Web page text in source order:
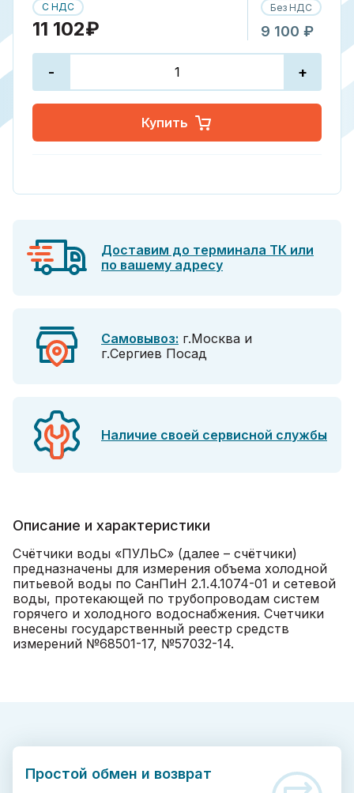
С НДС
11 102₽
Без НДС
9 100 ₽
- +
Купить
Доставим до терминала ТК или
по вашему адресу
Самовывоз: г.Москва и
г.Сергиев Посад
Наличие своей сервисной службы
Описание и характеристики
Счётчики воды «ПУЛЬС» (далее – счётчики)
предназначены для измерения объема холодной
питьевой воды по СанПиН 2.1.4.1074-01 и сетевой
воды, протекающей по трубопроводам систем
горячего и холодного водоснабжения. Счетчики
внесены государственный реестр средств
измерений №68501-17, №57032-14.
Простой обмен и возврат